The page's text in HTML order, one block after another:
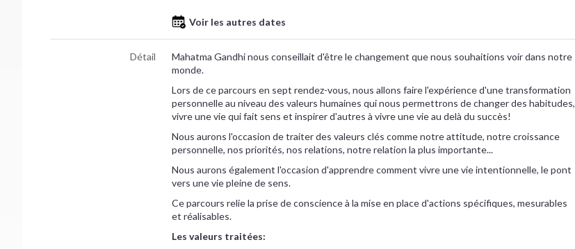
Voir les autres dates
Détail
Mahatma Gandhi nous conseillait d'être le changement que nous souhaitions voir dans notre
monde.
Lors de ce parcours en sept rendez-vous, nous allons faire l'expérience d'une transformation
personnelle au niveau des valeurs humaines qui nous permettrons de changer des habitudes,
vivre une vie qui fait sens et inspirer d'autres à vivre une vie au delà du succès!
Nous aurons l'occasion de traiter des valeurs clés comme notre attitude, notre croissance
personnelle, nos priorités, nos relations, notre relation la plus importante...
Nous aurons également l'occasion d'apprendre comment vivre une vie intentionnelle, le pont
vers une vie pleine de sens.
Ce parcours relie la prise de conscience à la mise en place d'actions spécifiques, mesurables
et réalisables.
Les valeurs traitées: